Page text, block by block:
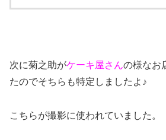
次に菊之助がケーキ屋さんの様なお
たのでそちらも特定しましたよ♪
こちらが撮影に使われていました。